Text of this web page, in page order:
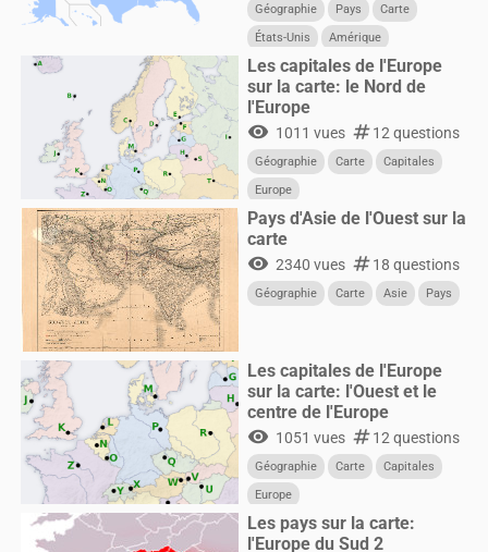
Géographie Pays
Carte
États-Unis
Amérique
Les capitales de l'Europe
sur la carte: le Nord de
l'Europe
visibility 1011 vues numbers12 questions
Géographie Carte
Capitales
Europe
Pays d'Asie de l'Ouest sur la
carte
visibility 2340 vues numbers18 questions
Géographie Carte Asie Pays
Les capitales de l'Europe
sur la carte: l'Ouest et le
centre de l'Europe
visibility 1051 vues numbers12 questions
Géographie Carte
Capitales
Europe
Les pays sur la carte:
l'Europe du Sud 2